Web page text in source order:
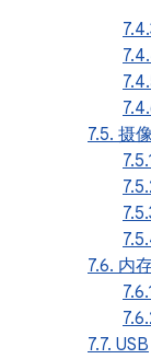
7.5. 摄
7.6. 内
7.7. USB